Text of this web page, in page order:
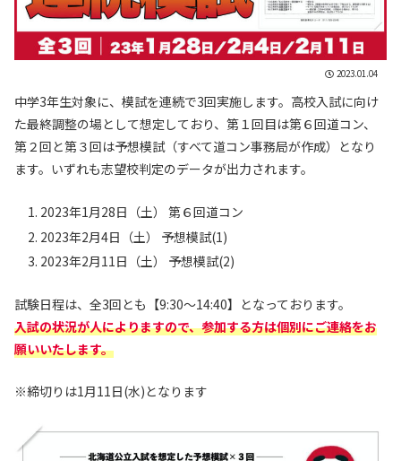
2023.01.04
中学3年生対象に、模試を連続で3回実施します。高校入試に向け
た最終調整の場として想定しており、第１回目は第６回道コン、
第２回と第３回は予想模試（すべて道コン事務局が作成）となり
ます。いずれも志望校判定のデータが出力されます。
2023年1月28日（土） 第６回道コン
2023年2月4日（土） 予想模試(1)
2023年2月11日（土） 予想模試(2)
試験日程は、全3回とも【9:30〜14:40】となっております。
入試の状況が人によりますので、参加する方は個別にご連絡をお
願いいたします。
※締切りは1月11日(水)となります